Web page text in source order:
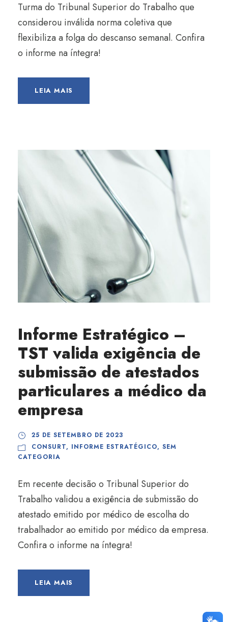
Turma do Tribunal Superior do Trabalho que
considerou inválida norma coletiva que
flexibiliza a folga do descanso semanal. Confira
o informe na íntegra!
LEIA MAIS
Informe Estratégico –
TST valida exigência de
submissão de atestados
particulares a médico da
empresa
25 DE SETEMBRO DE 2023
CONSURT, INFORME ESTRATÉGICO, SEM
CATEGORIA
Em recente decisão o Tribunal Superior do
Trabalho validou a exigência de submissão do
atestado emitido por médico de escolha do
trabalhador ao emitido por médico da empresa.
Confira o informe na íntegra!
LEIA MAIS